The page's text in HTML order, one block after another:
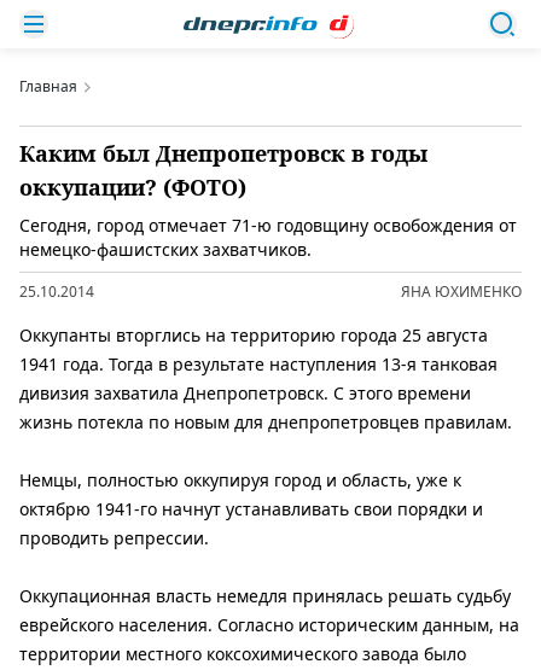
Главная
Каким был Днепропетровск в годы
оккупации? (ФОТО)
Сегодня, город отмечает 71-ю годовщину освобождения от
немецко-фашистских захватчиков.
25.10.2014 ЯНА ЮХИМЕНКО
Оккупанты вторглись на территорию города 25 августа
1941 года. Тогда в результате наступления 13-я танковая
дивизия захватила Днепропетровск. С этого времени
жизнь потекла по новым для днепропетровцев правилам.
Немцы, полностью оккупируя город и область, уже к
октябрю 1941-го начнут устанавливать свои порядки и
проводить репрессии.
Оккупационная власть немедля принялась решать судьбу
еврейского населения. Согласно историческим данным, на
территории местного коксохимического завода было